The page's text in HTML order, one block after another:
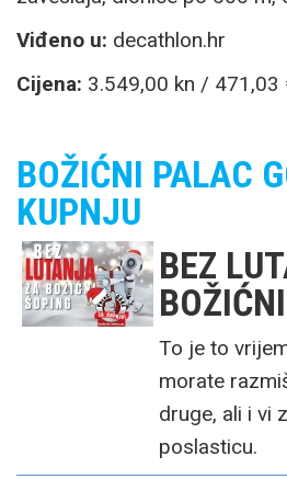
Viđeno u: decathlon.hr
Cijena: 3.549,00 kn / 471,03
BOŽIĆNI PALAC
KUPNJU
BEZ
To je to
morate
druge, ali i vi
poslasticu.